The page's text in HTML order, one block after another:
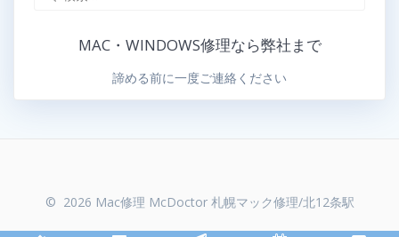
MAC・WINDOWS修理なら弊社まで
諦める前に一度ご連絡ください
© 2026 Mac修理 McDoctor 札幌マック修理/北12条駅